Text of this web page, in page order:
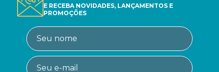
E RECEBA NOVIDADES, LANÇAMENTOS E
PROMOÇÕES